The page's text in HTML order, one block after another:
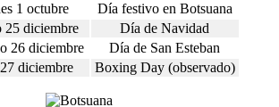
1 octubre
Día festivo en Botsuana
25 diciembre
Día de Navidad
26 diciembre
Día de San Esteban
diciembre Boxing Day (observado)